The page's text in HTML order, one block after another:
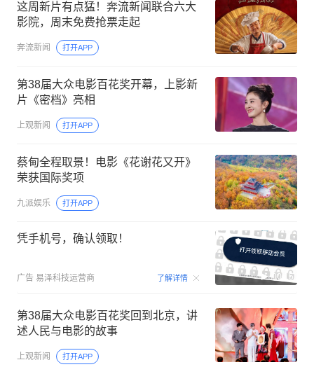
这周新片有点猛！奔流新闻联合六大
影院，周末免费抢票走起
奔流新闻 打开APP
第38届大众电影百花奖开幕，上影新
片《密档》亮相
上观新闻 打开APP
蔡甸全程取景！电影《花谢花又开》
荣获国际奖项
九派娱乐 打开APP
凭手机号，确认领取！
广告 易泽科技运营商 了解详情 00:15
第38届大众电影百花奖回到北京，讲
述人民与电影的故事
上观新闻 打开APP